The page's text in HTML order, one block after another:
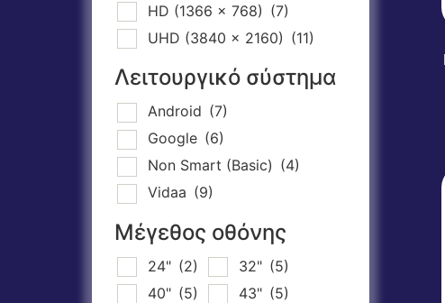
HD (1366 x 768) (7)
UHD (3840 x 2160) (11)
Λειτουργικό σύστημα
Android (7)
Google (6)
Non Smart (Basic) (4)
Vidaa (9)
Μέγεθος οθόνης
24" (2) 32" (5)
40" (5) 43" (5)